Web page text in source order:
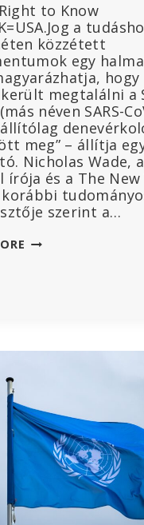
to Know
a
közzétett
egy
megtalálni a
néven SARS-
meg” – állítja
Nicholas Wade,
írója és a The
szerint a…
SARS-
ÉS
AZ
FBI
TUDOTT
A
LEHETSÉGES
LABORATÓRIUMI